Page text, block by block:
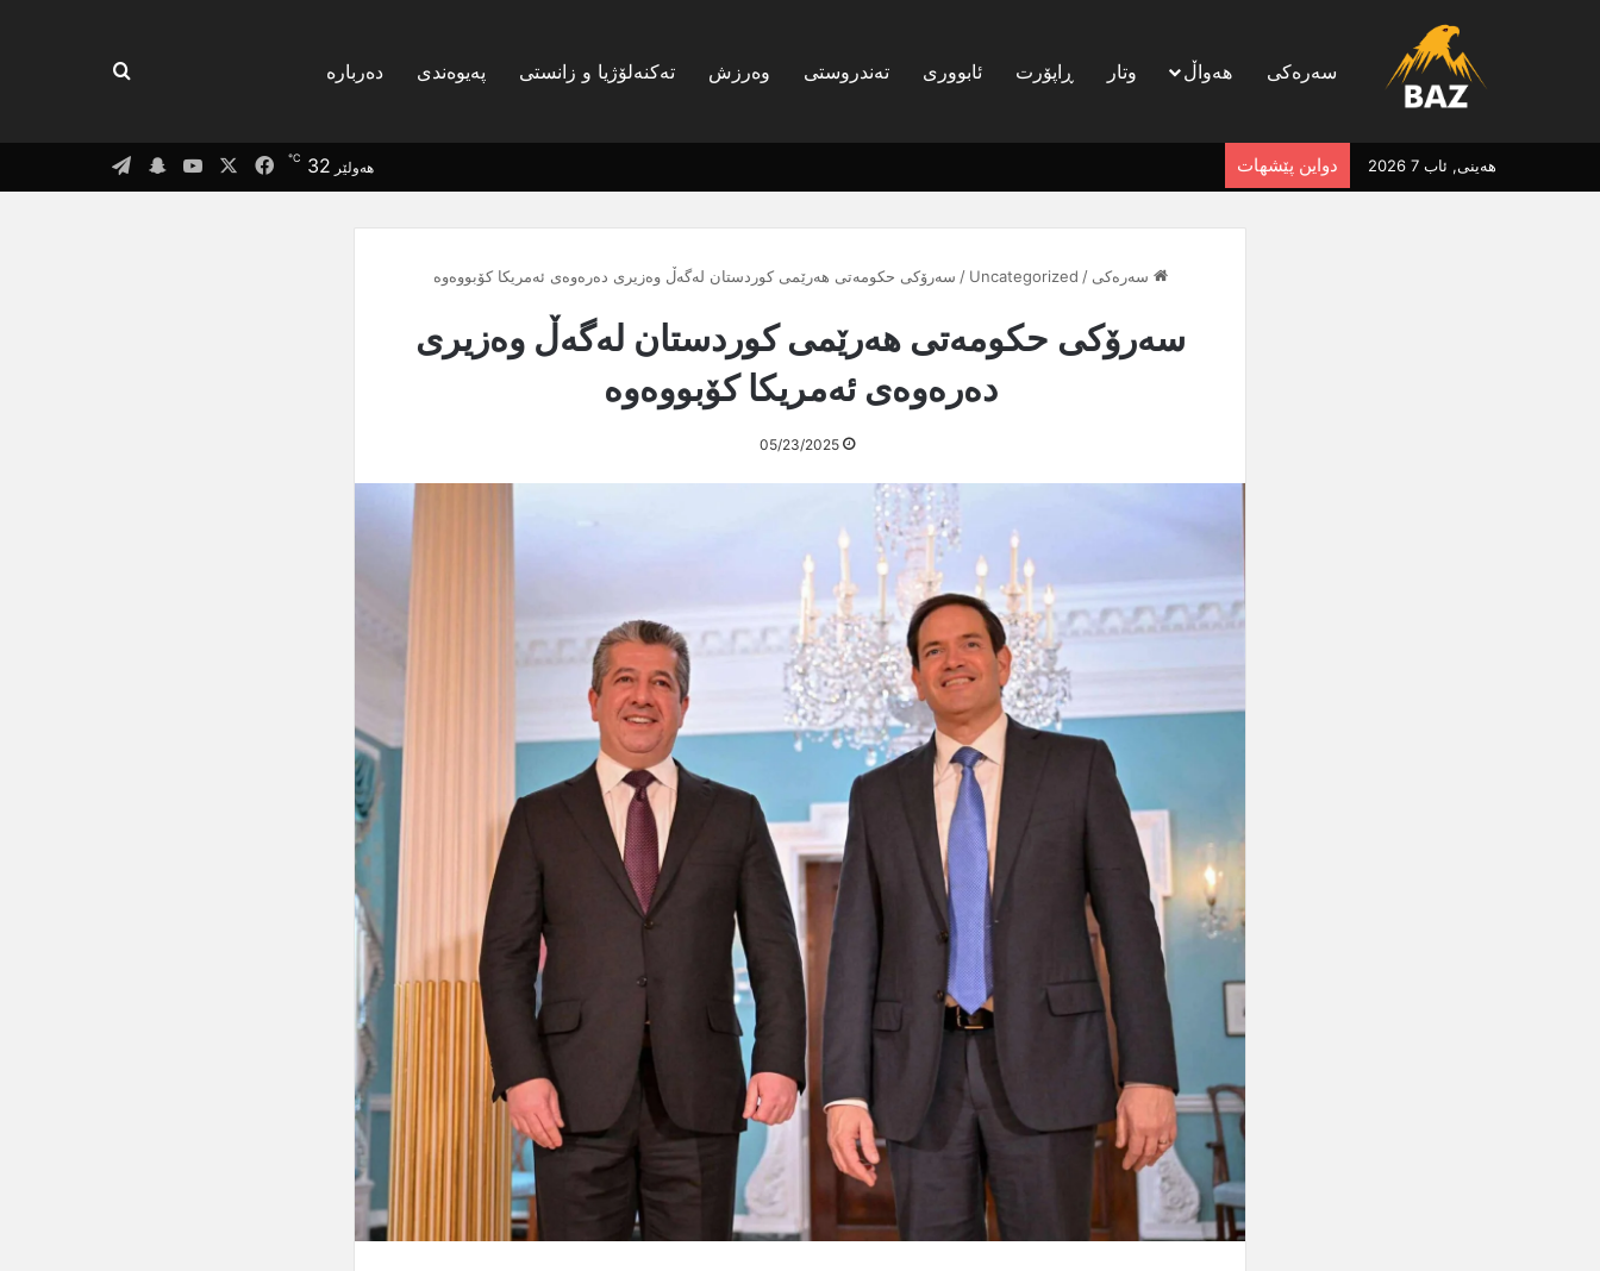
سەرەکی هەواڵ وتار ڕاپۆرت ئابووری تەندروستی وەرزش تەکنەلۆژیا و زانستی پەیوەندی دەربارە گەریان بۆ
هەینی, ئاب 7 2026 دواین پێشهات هەولێر 32
℃
Facebook
YouTube
Snapchat
Telegram
سەرەکی /
Uncategorized
/ سەرۆکی حکومەتی هەرێمی کوردستان لەگەڵ وەزیری دەرەوەی ئەمریکا کۆبووەوە
سەرۆکی حکومەتی هەرێمی کوردستان لەگەڵ وەزیری
دەرەوەی ئەمریکا کۆبووەوە
05/23/2025